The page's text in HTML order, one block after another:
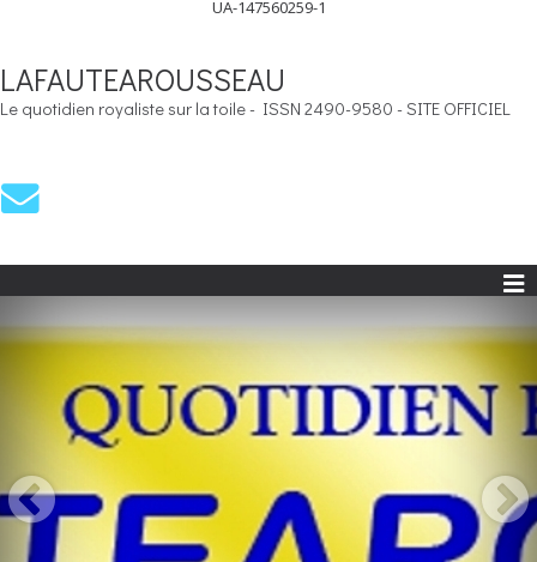
UA-147560259-1
LAFAUTEAROUSSEAU
Le quotidien royaliste sur la toile - ISSN 2490-9580 - SITE OFFICIEL